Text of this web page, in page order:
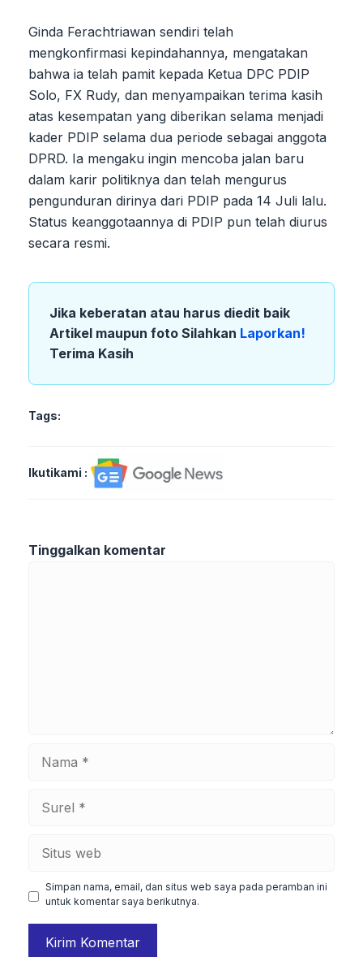
Ginda Ferachtriawan sendiri telah
mengkonfirmasi kepindahannya, mengatakan
bahwa ia telah pamit kepada Ketua DPC PDIP
Solo, FX Rudy, dan menyampaikan terima kasih
atas kesempatan yang diberikan selama menjadi
kader PDIP selama dua periode sebagai anggota
DPRD. Ia mengaku ingin mencoba jalan baru
dalam karir politiknya dan telah mengurus
pengunduran dirinya dari PDIP pada 14 Juli lalu.
Status keanggotaannya di PDIP pun telah diurus
secara resmi.
Jika keberatan atau harus diedit baik
Artikel maupun foto Silahkan Laporkan!
Terima Kasih
Tags:
Ikutikami :
Tinggalkan komentar
Simpan nama, email, dan situs web saya pada peramban ini
untuk komentar saya berikutnya.